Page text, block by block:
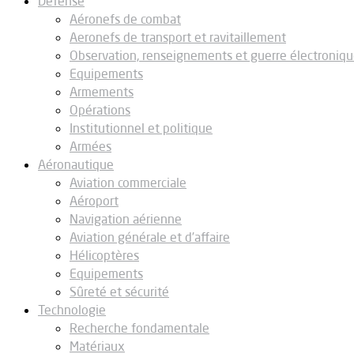
Aéronefs de combat
Aeronefs de transport et ravitaillement
Observation, renseignements et guerre
Equipements
Armements
Opérations
Institutionnel et politique
Armées
Aéronautique
Aviation commerciale
Aéroport
Navigation aérienne
Aviation générale et d’affaire
Hélicoptères
Equipements
Sûreté et sécurité
Technologie
Recherche fondamentale
Matériaux